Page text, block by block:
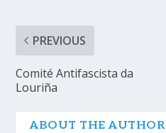
PREVIOUS
Comité Antifascista da
Louriña
ABOUT THE AUTHOR